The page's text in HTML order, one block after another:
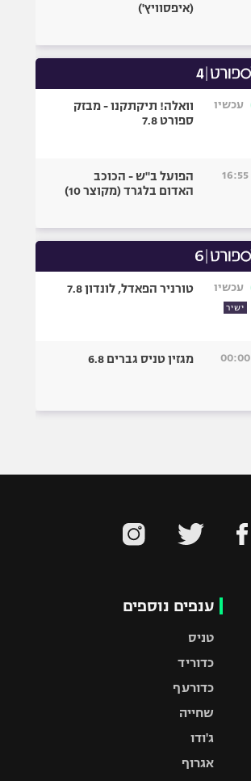
(איפסוויץ')
עכשיו
וואלה! תיקתקנו - מבזק
ספורט 7.8
16:55
הפועל ב"ש - הכוכב
האדום בלגרד (מקוצר 10)
עכשיו
ישיר
טורניר הפאדל, לונדון 7.8
00:00 מגזין טניס גברים 6.8
ענפים נוספים
טניס
כדוריד
כדורעף
שחייה
ג'ודו
אגרוף